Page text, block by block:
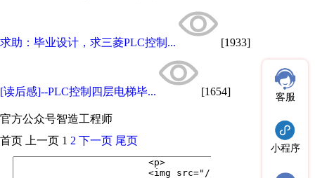
求助：毕业设计，求三菱PLC控制... [1933]
[读后感]--PLC控制四层电梯毕... [1654]
官方公众号智造工程师
客服
小程序
首页 上一页 1 2 下一页 尾页